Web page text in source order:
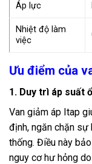
Áp lực
Nhiệt độ làm
việc
Ưu điểm của
1. Duy trì áp suất
Van giảm áp Itap
định, ngăn chặn
thống. Điều này
nguy cơ hư hỏng